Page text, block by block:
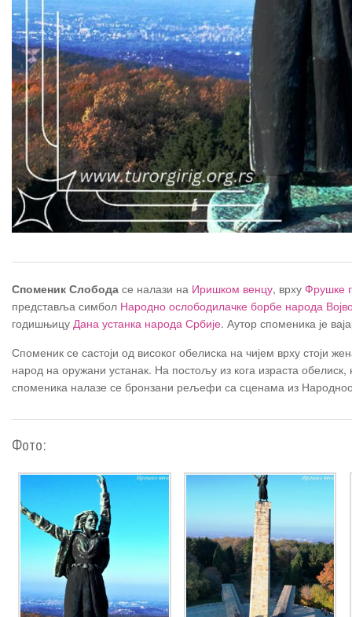
Споменик Слобода се налази на Иришком венцу, врху Фрушке
представља симбол Народно ослободилачке борбе народа
годишњицу Дана устанка народа Србије. Аутор споменика је
Споменик се састоји од високог обелиска на чијем врху стоји
народ на оружани устанак. На постољу из кога израста
споменика налазе се бронзани рељефи са сценама из
Фото: